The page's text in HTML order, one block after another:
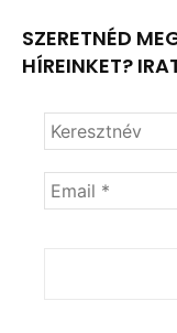
SZERETNÉD
HÍREINKET?